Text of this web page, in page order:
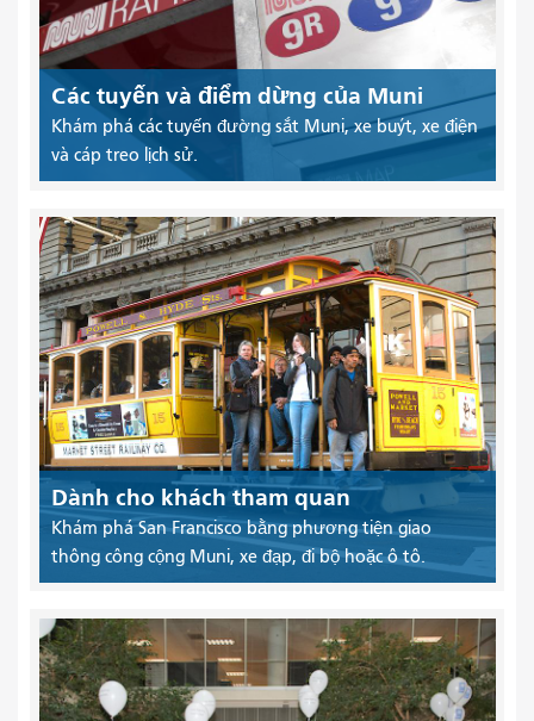
Các tuyến và điểm dừng của Muni
Khám phá các tuyến đường sắt Muni, xe buýt, xe điện
và cáp treo lịch sử.
Dành cho khách tham quan
Khám phá San Francisco bằng phương tiện giao
thông công cộng Muni, xe đạp, đi bộ hoặc ô tô.